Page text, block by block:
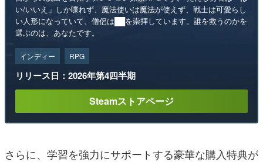
い/いいえ」しか喋れず、魔法使いは魔法が使えず、戦士は可愛らし
い人形になっていて、僧侶は██を崇拝しています。誰を救うのかを
選ぶのは、あなたです。
インディー RPG
リリース日：2026年第4四半期
Steamストアページ
さらに、学習を強力にサポートする豪華な購入特典が